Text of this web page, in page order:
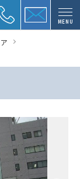
MENU